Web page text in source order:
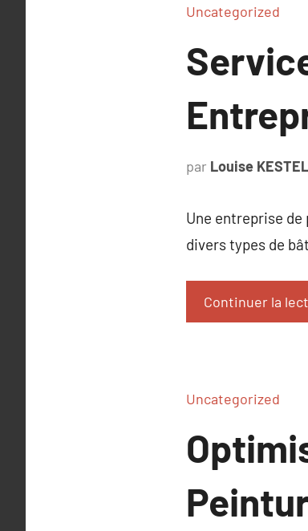
Uncategorized
par Louise KESTEL
Une entreprise
divers types de
Continuer la
Uncategorized